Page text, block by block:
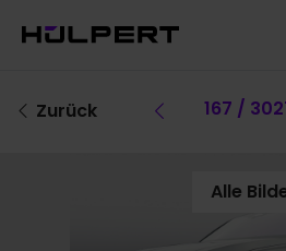
Zurück Vorheriges
167 /
Alle